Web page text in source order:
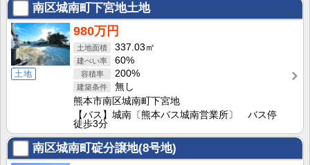
南区城南町下宮地土地
土地
980万円
337.03㎡
60%
200%
無し
熊本市南区城南町下宮地
【バス】城南〔熊本バス城南営業所〕 バス停
徒歩3分
南区城南町碇分譲地(8号地)